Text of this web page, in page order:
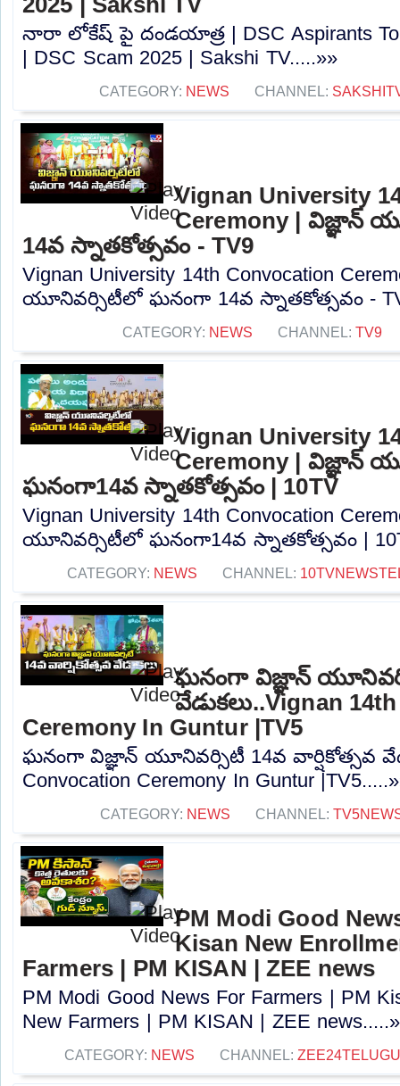
నారా లోకేష్ పై దండయాత్ర | DSC Aspirants To
| DSC Scam 2025 | Sakshi TV.....»»
CATEGORY: NEWS CHANNEL:
Vignan University
Ceremony | విజ్ఞాన్
14వ స్నాతకోత్సవం - TV9
Vignan University 14th Convocation
యూనివర్సిటీలో ఘనంగా 14వ స్నాతకోత్సవం -
CATEGORY: NEWS CHANNEL: TV9
Vignan University
Ceremony | విజ్ఞాన్
ఘనంగా14వ స్నాతకోత్సవం | 10TV
Vignan University 14th Convocation
యూనివర్సిటీలో ఘనంగా14వ స్నాతకోత్సవం |
CATEGORY: NEWS CHANNEL:
ఘనంగా విజ్ఞాన్
వేడుకలు..Vignan
Ceremony In Guntur |TV5
ఘనంగా విజ్ఞాన్ యూనివర్సిటీ 14వ వార్షికోత్సవ
Convocation Ceremony In Guntur
CATEGORY: NEWS CHANNEL:
PM Modi Good
Kisan New
Farmers | PM KISAN | ZEE news
PM Modi Good News For Farmers | PM
New Farmers | PM KISAN | ZEE
CATEGORY: NEWS CHANNEL: